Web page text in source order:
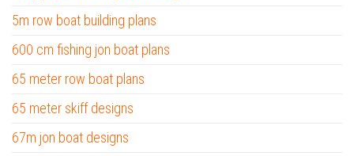
5m row boat building plans
600 cm fishing jon boat plans
65 meter row boat plans
65 meter skiff designs
67m jon boat designs